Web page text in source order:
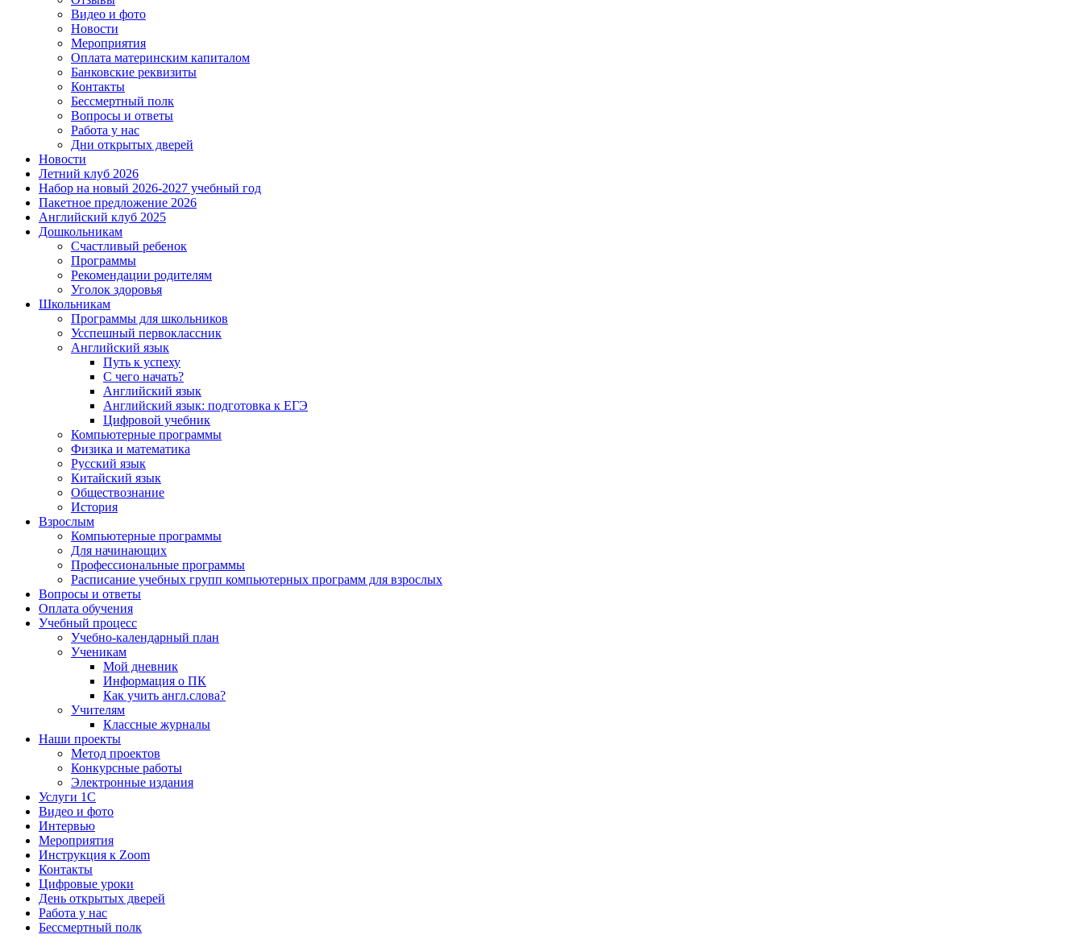
Видео и фото
Новости
Мероприятия
Оплата материнским капиталом
Банковские реквизиты
Контакты
Бессмертный полк
Вопросы и ответы
Работа у нас
Дни открытых дверей
Новости
Летний клуб 2026
Набор на новый 2026-2027 учебный год
Пакетное предложение 2026
Английский клуб 2025
Дошкольникам
Счастливый ребенок
Программы
Рекомендации родителям
Уголок здоровья
Школьникам
Программы для школьников
Усспешный первоклассник
Английский язык
Путь к успеху
С чего начать?
Английский язык
Английский язык: подготовка к ЕГЭ
Цифровой учебник
Компьютерные программы
Физика и математика
Русский язык
Китайский язык
Обществознание
История
Взрослым
Компьютерные программы
Для начинающих
Профессиональные программы
Расписание учебных групп компьютерных программ для взрослых
Вопросы и ответы
Оплата обучения
Учебный процесс
Учебно-календарный план
Ученикам
Мой дневник
Информация о ПК
Как учить англ.слова?
Учителям
Классные журналы
Наши проекты
Метод проектов
Конкурсные работы
Электронные издания
Услуги 1C
Видео и фото
Интервью
Мероприятия
Инструкция к Zoom
Контакты
Цифровые уроки
День открытых дверей
Работа у нас
Бессмертный полк